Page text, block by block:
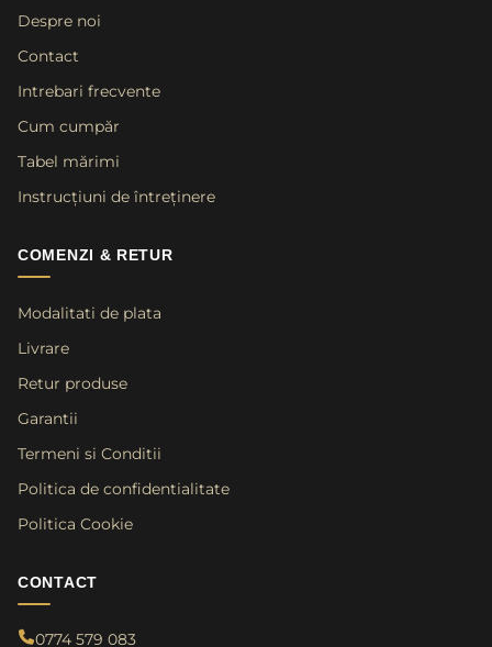
Despre noi
Contact
Intrebari frecvente
Cum cumpăr
Tabel mărimi
Instrucțiuni de întreținere
COMENZI & RETUR
Modalitati de plata
Livrare
Retur produse
Garantii
Termeni si Conditii
Politica de confidentialitate
Politica Cookie
CONTACT
0774 579 083